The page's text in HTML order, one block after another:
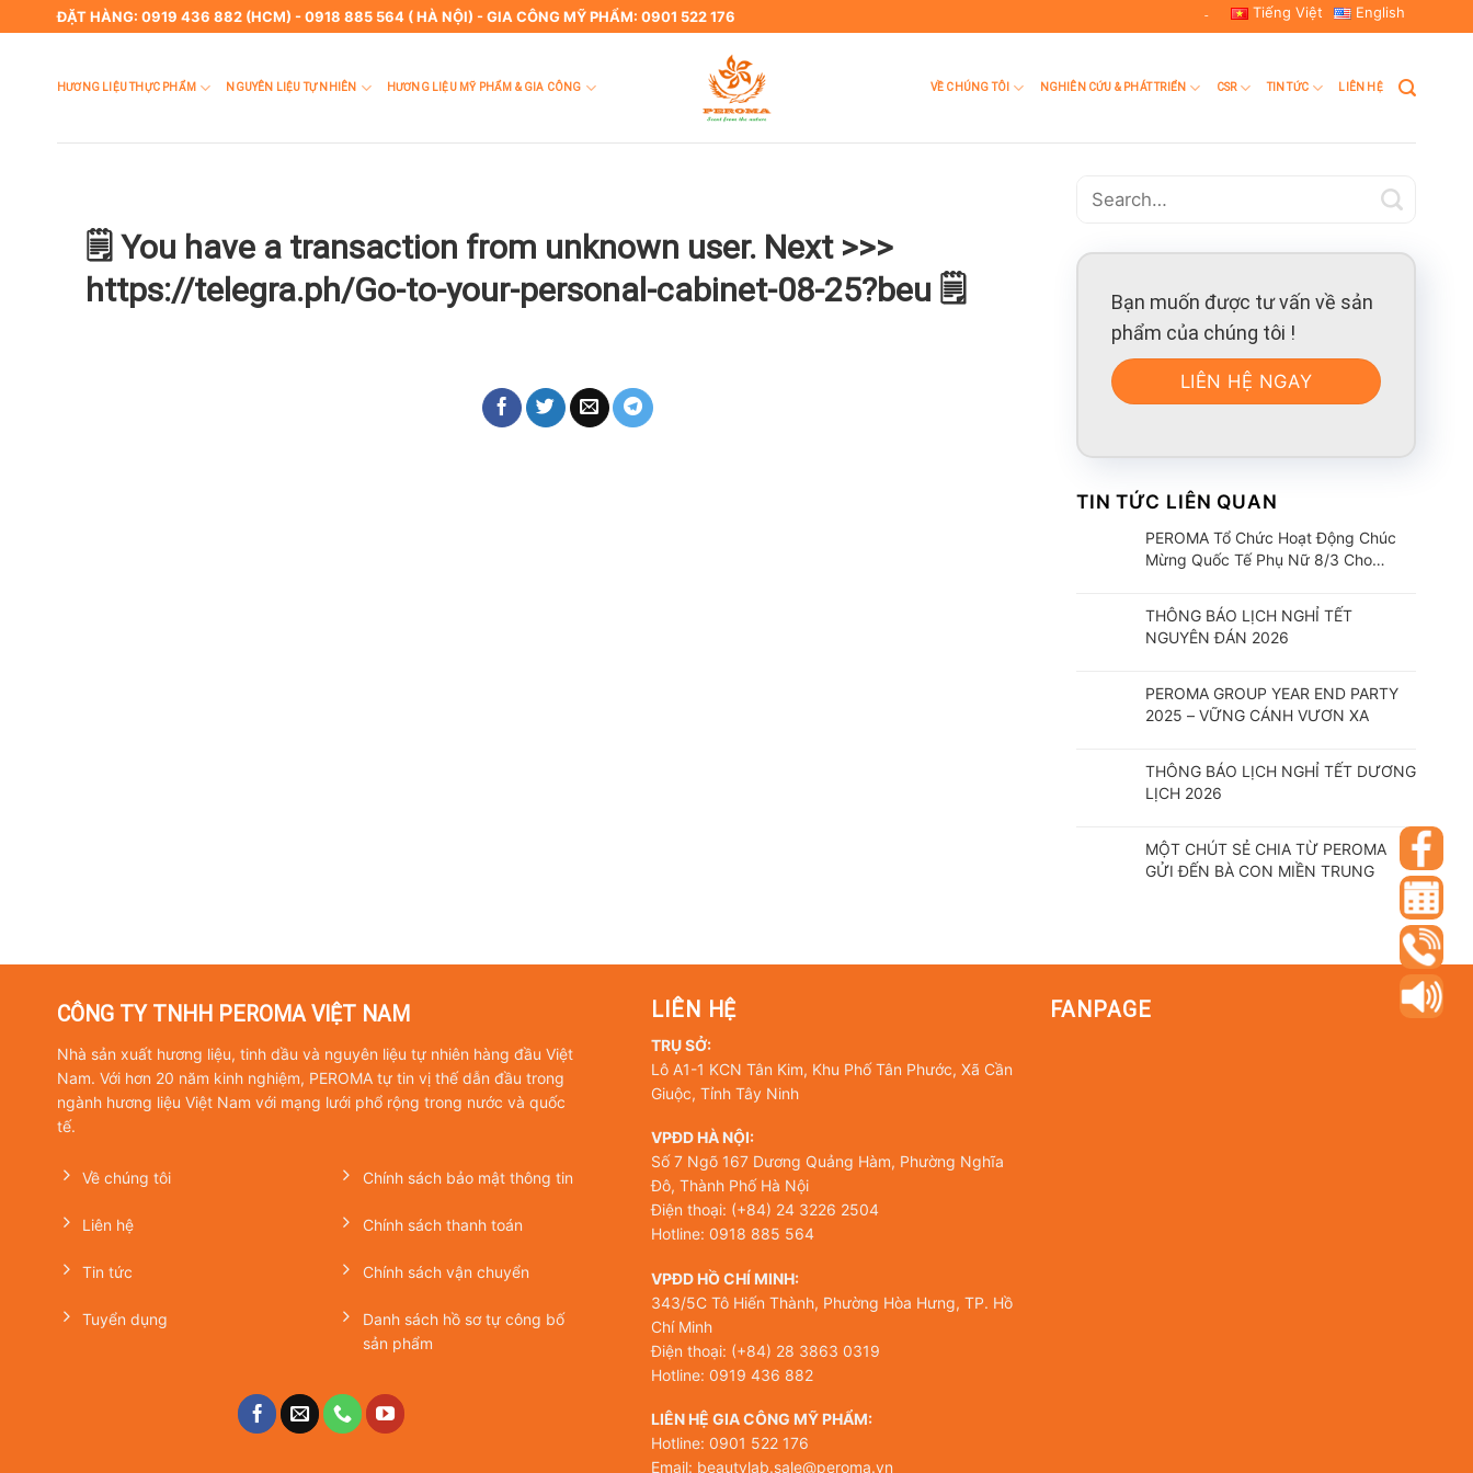
ĐẶT HÀNG: 0919 436 882 (HCM) - 0918 885 564 ( HÀ NỘI) - GIA CÔNG MỸ PHẨM: 0901 522 176 - Tiếng Việt English
HƯƠNG LIỆU THỰC PHẨM NGUYÊN LIỆU TỰ NHIÊN HƯƠNG LIỆU MỸ PHẨM & GIA CÔNG VỀ CHÚNG TÔI NGHIÊN CỨU & PHÁT TRIỂN CSR TIN TỨC LIÊN HỆ
🗒 You have a transaction from unknown user. Next >>>
https://telegra.ph/Go-to-your-personal-cabinet-08-25?beu 🗒
Bạn muốn được tư vấn về sản
phẩm của chúng tôi !
LIÊN HỆ NGAY
TIN TỨC LIÊN QUAN
PEROMA Tổ Chức Hoạt Động Chúc
Mừng Quốc Tế Phụ Nữ 8/3 Cho
THÔNG BÁO LỊCH NGHỈ TẾT
NGUYÊN ĐÁN 2026
PEROMA GROUP YEAR END PARTY
2025 – VỮNG CÁNH VƯƠN XA
THÔNG BÁO LỊCH NGHỈ TẾT DƯƠNG
LỊCH 2026
MỘT CHÚT SẺ CHIA TỪ PEROMA
GỬI ĐẾN BÀ CON MIỀN TRUNG
CÔNG TY TNHH PEROMA VIỆT NAM
Nhà sản xuất hương liệu, tinh dầu và nguyên liệu tự nhiên hàng đầu Việt
Nam. Với hơn 20 năm kinh nghiệm, PEROMA tự tin vị thế dẫn đầu trong
ngành hương liệu Việt Nam với mạng lưới phổ rộng trong nước và quốc
tế.
Về chúng tôi
Liên hệ
Tin tức
Tuyển dụng
Chính sách bảo mật thông tin
Chính sách thanh toán
Chính sách vận chuyển
Danh sách hồ sơ tự công bố
sản phẩm
LIÊN HỆ
TRỤ SỞ:
Lô A1-1 KCN Tân Kim, Khu Phố Tân Phước, Xã Cần
Giuộc, Tỉnh Tây Ninh
VPĐD HÀ NỘI:
Số 7 Ngõ 167 Dương Quảng Hàm, Phường Nghĩa
Đô, Thành Phố Hà Nội
Điện thoại: (+84) 24 3226 2504
Hotline: 0918 885 564
VPĐD HỒ CHÍ MINH:
343/5C Tô Hiến Thành, Phường Hòa Hưng, TP. Hồ
Chí Minh
Điện thoại: (+84) 28 3863 0319
Hotline: 0919 436 882
LIÊN HỆ GIA CÔNG MỸ PHẨM:
Hotline: 0901 522 176
Email: beautylab.sale@peroma.vn
FANPAGE